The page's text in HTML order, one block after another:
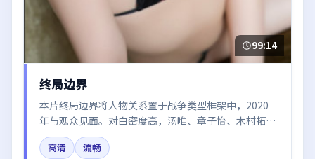
99:14
终局边界
本片终局边界将人物关系置于战争类型框架中，2020
年与观众见面。对白密度高，汤唯、章子怡、木村拓哉
的台词节奏值得关注；整体气质偏法国都市与冷色调摄
影。
高清
流畅